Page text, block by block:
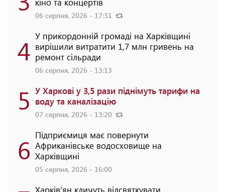
06 серпня, 2026 - 17:31
4 У прикордонній громаді на Харківщині
вирішили витратити 1,7 млн гривень на
ремонт сільради
06 серпня, 2026 - 13:13
5 У Харкові у 3,5 рази піднімуть тарифи на
воду та каналізацію
07 серпня, 2026 - 13:20
6 Підприємиця має повернути
Африканівське водосховище на
Харківщині
05 серпня, 2026 - 16:00
Харків'ян кличуть відсвяткувати